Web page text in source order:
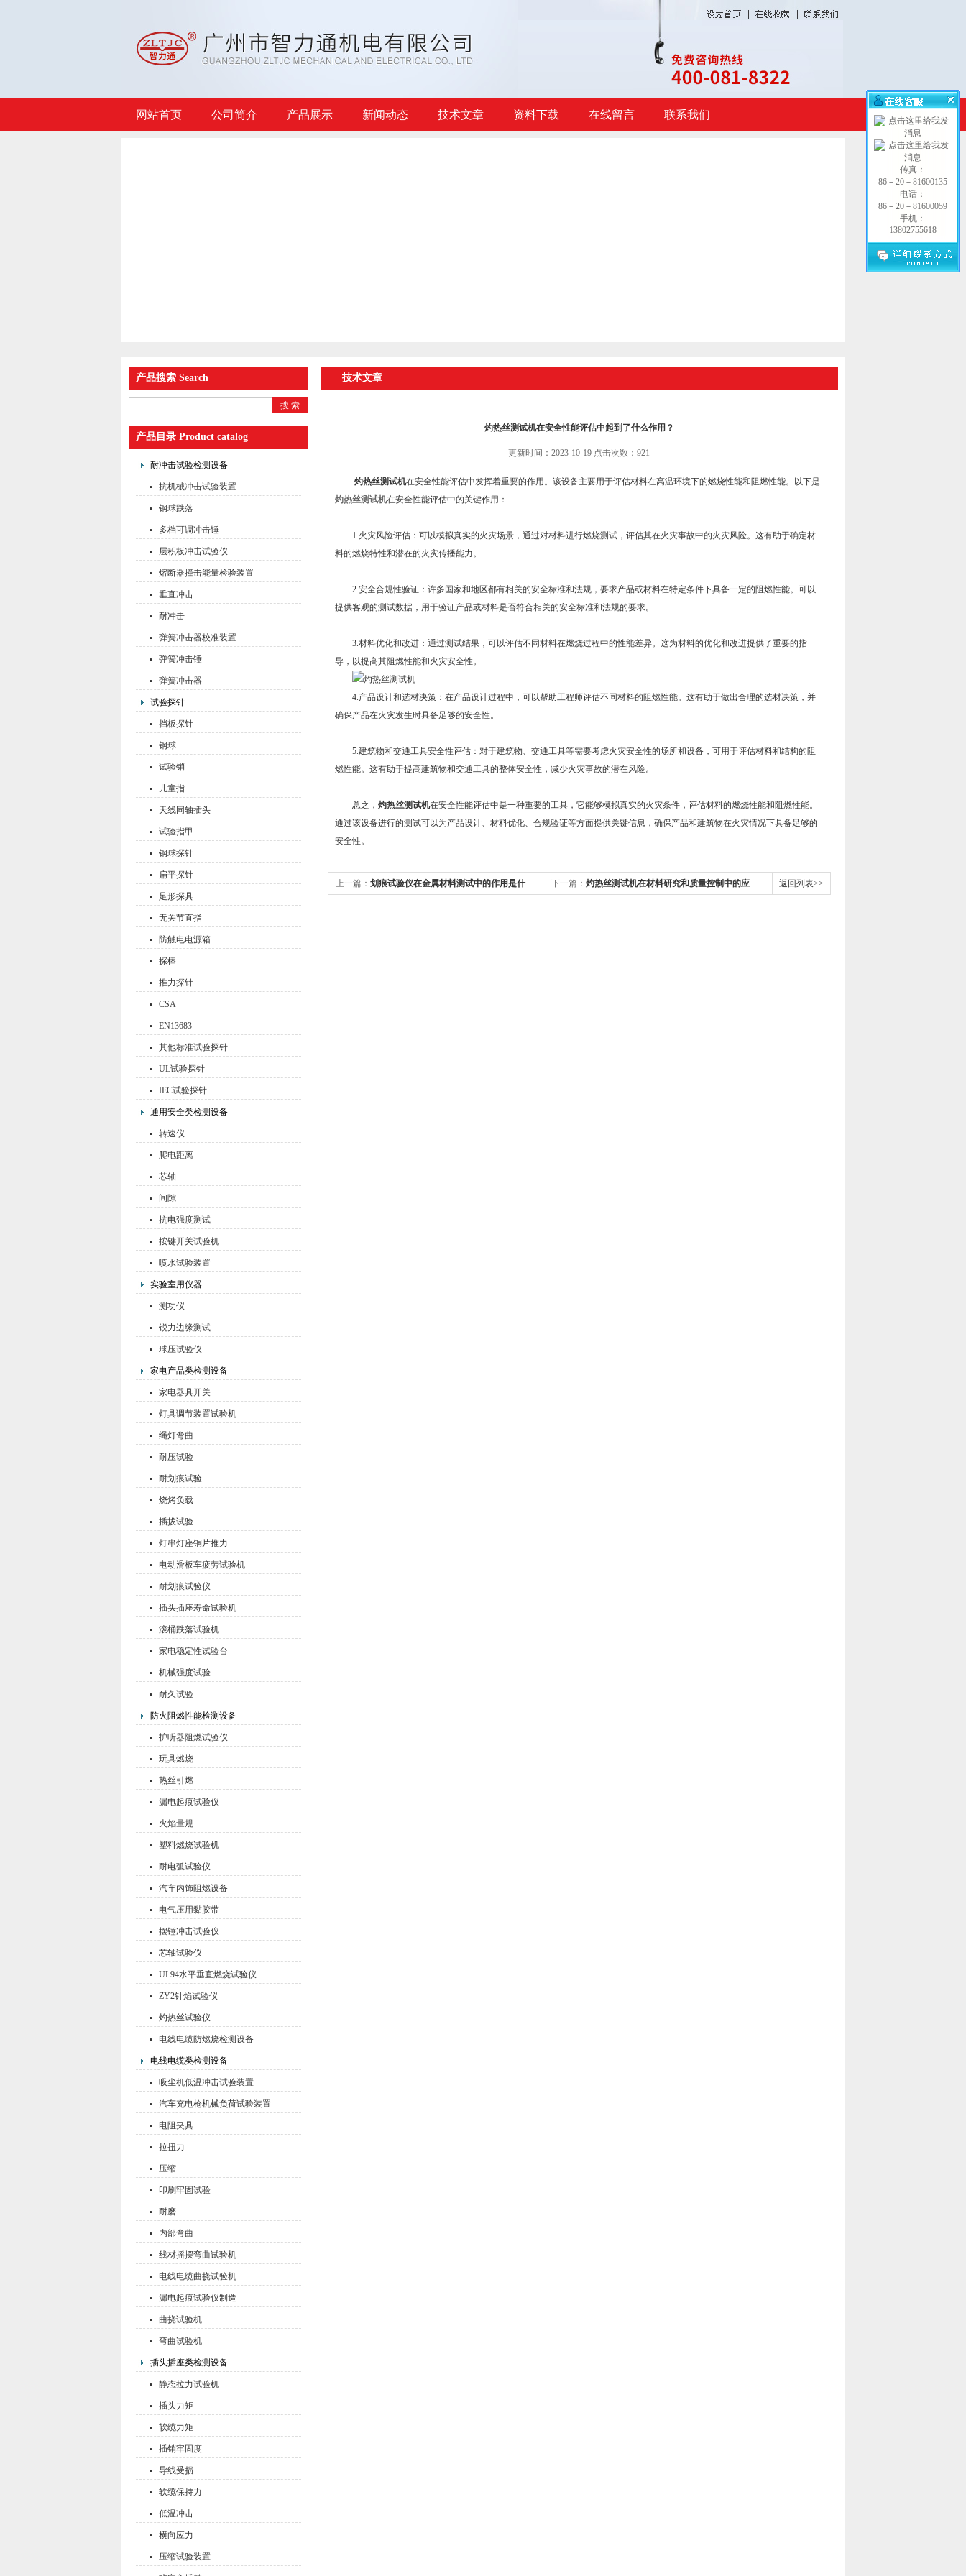
网站首页 公司简介 产品展示 新闻动态 技术文章 资料下载 在线留言 联系我们
产品搜索 Search
产品目录 Product catalog
耐冲击试验检测设备
抗机械冲击试验装置
钢球跌落
多档可调冲击锤
层积板冲击试验仪
熔断器撞击能量检验装置
垂直冲击
耐冲击
弹簧冲击器校准装置
弹簧冲击锤
弹簧冲击器
试验探针
挡板探针
钢球
试验销
儿童指
天线同轴插头
试验指甲
钢球探针
扁平探针
足形探具
无关节直指
防触电电源箱
探棒
推力探针
CSA
EN13683
其他标准试验探针
UL试验探针
IEC试验探针
通用安全类检测设备
转速仪
爬电距离
芯轴
间隙
抗电强度测试
按键开关试验机
喷水试验装置
实验室用仪器
测功仪
锐力边缘测试
球压试验仪
家电产品类检测设备
家电器具开关
灯具调节装置试验机
绳灯弯曲
耐压试验
耐划痕试验
烧烤负载
插拔试验
灯串灯座铜片推力
电动滑板车疲劳试验机
耐划痕试验仪
插头插座寿命试验机
滚桶跌落试验机
家电稳定性试验台
机械强度试验
耐久试验
防火阻燃性能检测设备
护听器阻燃试验仪
玩具燃烧
热丝引燃
漏电起痕试验仪
火焰量规
塑料燃烧试验机
耐电弧试验仪
汽车内饰阻燃设备
电气压用黏胶带
摆锤冲击试验仪
芯轴试验仪
UL94水平垂直燃烧试验仪
ZY2针焰试验仪
灼热丝试验仪
电线电缆防燃烧检测设备
电线电缆类检测设备
吸尘机低温冲击试验装置
汽车充电枪机械负荷试验装置
电阻夹具
拉扭力
压缩
印刷牢固试验
耐磨
内部弯曲
线材摇摆弯曲试验机
电线电缆曲挠试验机
漏电起痕试验仪制造
曲挠试验机
弯曲试验机
插头插座类检测设备
静态拉力试验机
插头力矩
软缆力矩
插销牢固度
导线受损
软缆保持力
低温冲击
横向应力
压缩试验装置
技术文章
灼热丝测试机在安全性能评估中起到了什么作用？
更新时间：2023-10-19 点击次数：921
灼热丝测试机在安全性能评估中发挥着重要的作用。该设备主要用于评估材料在高温环境下的燃烧性能和阻燃性能。以下是
灼热丝测试机在安全性能评估中的关键作用：
1.火灾风险评估：可以模拟真实的火灾场景，通过对材料进行燃烧测试，评估其在火灾事故中的火灾风险。这有助于确定材
料的燃烧特性和潜在的火灾传播能力。
2.安全合规性验证：许多国家和地区都有相关的安全标准和法规，要求产品或材料在特定条件下具备一定的阻燃性能。可以
提供客观的测试数据，用于验证产品或材料是否符合相关的安全标准和法规的要求。
3.材料优化和改进：通过测试结果，可以评估不同材料在燃烧过程中的性能差异。这为材料的优化和改进提供了重要的指
导，以提高其阻燃性能和火灾安全性。
4.产品设计和选材决策：在产品设计过程中，可以帮助工程师评估不同材料的阻燃性能。这有助于做出合理的选材决策，并
确保产品在火灾发生时具备足够的安全性。
5.建筑物和交通工具安全性评估：对于建筑物、交通工具等需要考虑火灾安全性的场所和设备，可用于评估材料和结构的阻
燃性能。这有助于提高建筑物和交通工具的整体安全性，减少火灾事故的潜在风险。
总之， 灼热丝测试机在安全性能评估中是一种重要的工具，它能够模拟真实的火灾条件，评估材料的燃烧性能和阻燃性能。
通过该设备进行的测试可以为产品设计、材料优化、合规验证等方面提供关键信息，确保产品和建筑物在火灾情况下具备足够的
安全性。
上一篇： 划痕试验仪在金属材料测试中的作用是什 下一篇： 灼热丝测试机在材料研究和质量控制中的应 返回列表>>
传真：
86－20－81600135
电话：
86－20－81600059
手机：
13802755618